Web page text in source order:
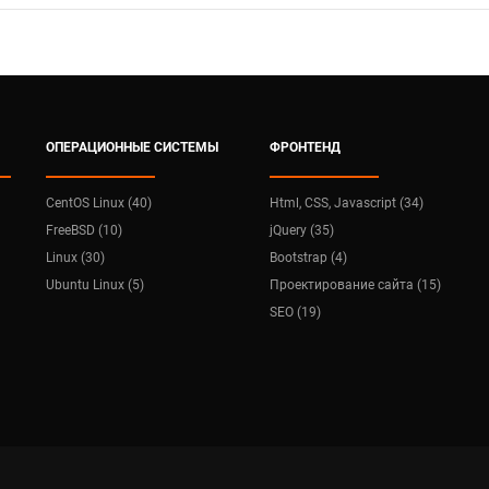
ОПЕРАЦИОННЫЕ СИСТЕМЫ
CentOS Linux (40)
FreeBSD (10)
Linux (30)
Ubuntu Linux (5)
ФРОНТЕНД
Html, CSS, Javascript (34)
jQuery (35)
Bootstrap (4)
Проектирование сайта (15)
SEO (19)